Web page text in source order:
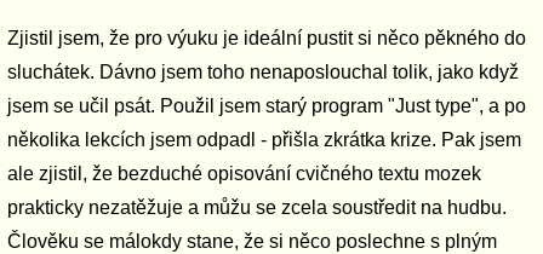
Zjistil jsem, že pro výuku je ideální pustit si něco pěkného do
sluchátek. Dávno jsem toho nenaposlouchal tolik, jako když
jsem se učil psát. Použil jsem starý program "Just type", a po
několika lekcích jsem odpadl - přišla zkrátka krize. Pak jsem
ale zjistil, že bezduché opisování cvičného textu mozek
prakticky nezatěžuje a můžu se zcela soustředit na hudbu.
Člověku se málokdy stane, že si něco poslechne s plným